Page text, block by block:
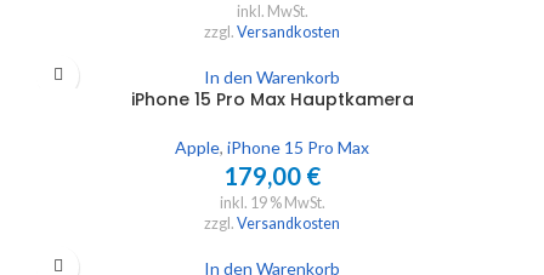
inkl. MwSt.
zzgl. Versandkosten
In den Warenkorb
iPhone 15 Pro Max Hauptkamera
Apple, iPhone 15 Pro Max
179,00 €
inkl. 19 % MwSt.
zzgl. Versandkosten
In den Warenkorb